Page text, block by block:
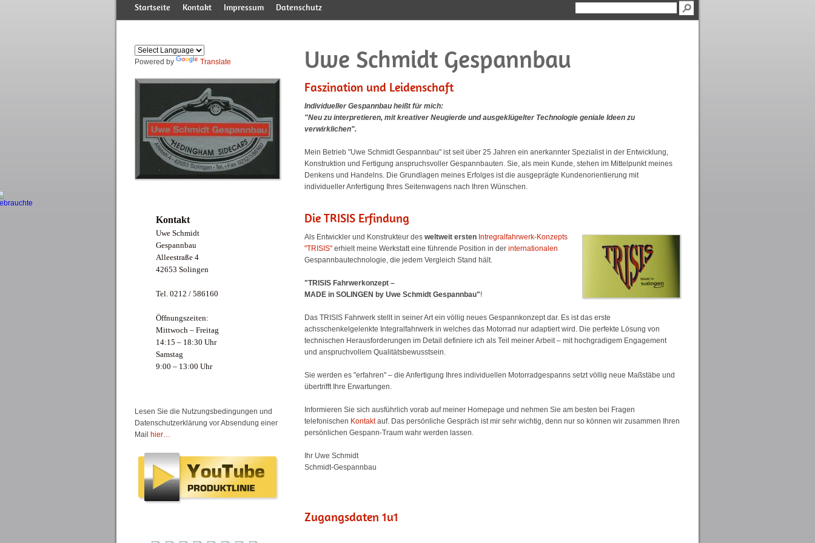
Leistungen Historie Uwe Schmidt VITA BVHK e.V. Mitglied
Produktlinie & Details Trisis-Erfindung Hedingham Trisis Test Enfield Kooperation
Manufaktur-News Pressemitteilungen Online-Magazine Fahrtraining
TRISIS Kombinationen "Brookland" Modell "Tramp" Modell "GEM" Modell "Strike" Modell
Übersicht Gebrauchte "Moto Guzzi" "Flash" an Triumph "Scrambler" an Enfield "Tramp" an Enfield
Startseite Kontakt Impressum Datenschutz
Uwe Schmidt Gespannbau
Faszination und Leidenschaft
Individueller Gespannbau heißt für mich:
"Neu zu interpretieren, mit kreativer Neugierde und ausgeklügelter Technologie geniale Ideen zu
verwirklichen".
Mein Betrieb "Uwe Schmidt Gespannbau" ist seit über 25 Jahren ein anerkannter Spezialist in der Entwicklung,
Konstruktion und Fertigung anspruchsvoller Gespannbauten. Sie, als mein Kunde, stehen im Mittelpunkt meines
Denkens und Handelns. Die Grundlagen meines Erfolges ist die ausgeprägte Kundenorientierung mit
individueller Anfertigung Ihres Seitenwagens nach Ihren Wünschen.
Die TRISIS Erfindung
Als Entwickler und Konstrukteur des weltweit ersten Intregralfahrwerk-Konzepts
"TRISIS" erhielt meine Werkstatt eine führende Position in der internationalen
Gespannbautechnologie, die jedem Vergleich Stand hält.
"TRISIS Fahrwerkonzept –
MADE in SOLINGEN by Uwe Schmidt Gespannbau"!
Das TRISIS Fahrwerk stellt in seiner Art ein völlig neues Gespannkonzept dar. Es ist das erste
achsschenkelgelenkte Integralfahrwerk in welches das Motorrad nur adaptiert wird. Die perfekte Lösung von
technischen Herausforderungen im Detail definiere ich als Teil meiner Arbeit – mit hochgradigem Engagement
und anspruchvollem Qualitätsbewusstsein.
Sie werden es "erfahren" – die Anfertigung Ihres individuellen Motorradgespanns setzt völlig neue Maßstäbe und
übertrifft Ihre Erwartungen.
Informieren Sie sich ausführlich vorab auf meiner Homepage und nehmen Sie am besten bei Fragen
telefonischen Kontaktauf. Das persönliche Gespräch ist mir sehr wichtig, denn nur so können wir zusammen Ihren
persönlichen Gespann-Traum wahr werden lassen.
Ihr Uwe Schmidt
Schmidt-Gespannbau
Zugangsdaten 1u1
Powered by Translate
Kontakt
Uwe Schmidt
Gespannbau
Alleestraße 4
42653 Solingen
Tel. 0212 / 586160
Öffnungszeiten:
Mittwoch – Freitag
14:15 – 18:30 Uhr
Samstag
9:00 – 13:00 Uhr
Lesen Sie die Nutzungsbedingungen und
Datenschutzerklärung vor Absendung einer
Mail hier…